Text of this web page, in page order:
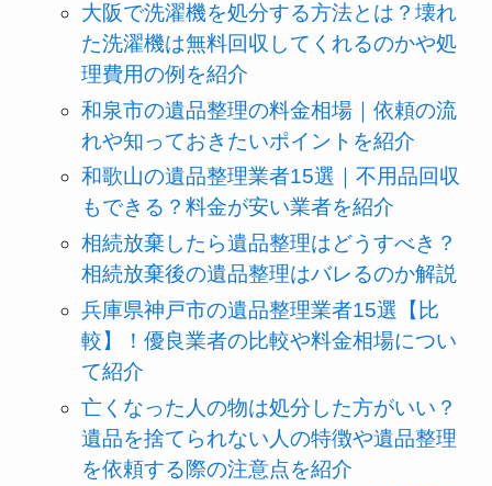
大阪で洗濯機を処分する方法とは？壊れ
た洗濯機は無料回収してくれるのかや処
理費用の例を紹介
和泉市の遺品整理の料金相場｜依頼の流
れや知っておきたいポイントを紹介
和歌山の遺品整理業者15選｜不用品回収
もできる？料金が安い業者を紹介
相続放棄したら遺品整理はどうすべき？
相続放棄後の遺品整理はバレるのか解説
兵庫県神戸市の遺品整理業者15選【比
較】！優良業者の比較や料金相場につい
て紹介
亡くなった人の物は処分した方がいい？
遺品を捨てられない人の特徴や遺品整理
を依頼する際の注意点を紹介